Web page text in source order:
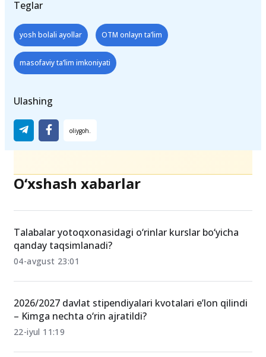
Teglar
yosh bolali ayollar OTM onlayn ta’lim
masofaviy ta’lim imkoniyati
Ulashing
O‘xshash xabarlar
Talabalar yotoqxonasidagi o‘rinlar kurslar bo‘yicha
qanday taqsimlanadi?
04-avgust 23:01
2026/2027 davlat stipendiyalari kvotalari e’lon qilindi
– Kimga nechta o‘rin ajratildi?
22-iyul 11:19